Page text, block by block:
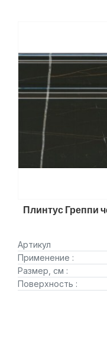
Плинтус Греппи
Артикул
Применение :
Размер, см :
Поверхность :